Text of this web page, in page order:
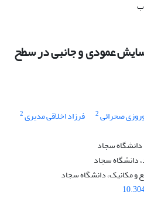
عمودی و جانبی در سطح
صحرائی2 فرزاد اخلاقی مدیری2
سجاد
دانشگاه سجاد
و مکانیک، دانشگاه سجاد